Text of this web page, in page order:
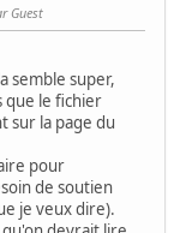
Guest
semble super,
que le fichier
sur la page du
pour
de soutien
je veux dire).